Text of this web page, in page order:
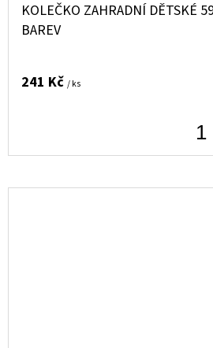
KOLEČKO ZAHRADNÍ DĚTSKÉ
BAREV
241 Kč / ks